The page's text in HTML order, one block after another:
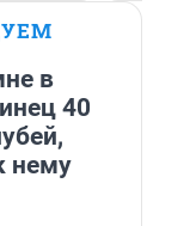
в
40
нему